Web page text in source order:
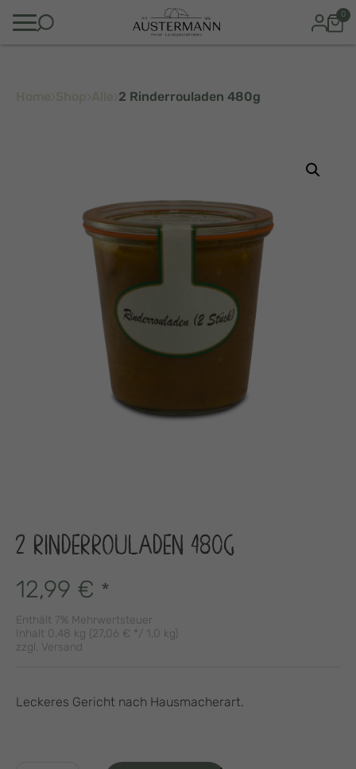
0
2 Rinderrouladen 480g
2 RINDERROULADEN 480G
12,99 € *
Enthält 7% Mehrwertsteuer
Inhalt 0,48 kg (27,06 € */ 1,0 kg)
zzgl. Versand
Leckeres Gericht nach Hausmacherart.